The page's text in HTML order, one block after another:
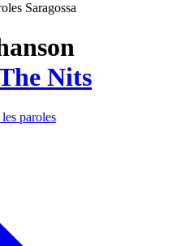
Saragossa
Nits
paroles